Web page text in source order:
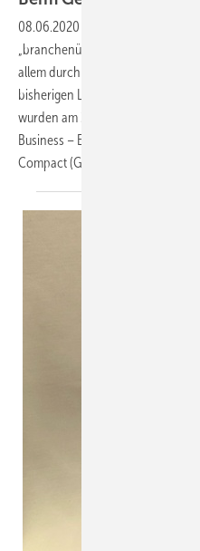
08.06.2020
„branchenübergreifend Produkte
allem durch Nutzerzentrierung
bisherigen Lösungen
wurden am 26. Mai
Business – Energy Solutions“
Compact(GADC).